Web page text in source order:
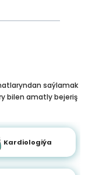
saýlamak
bilen amatly bejeriş
Kardiologiýa